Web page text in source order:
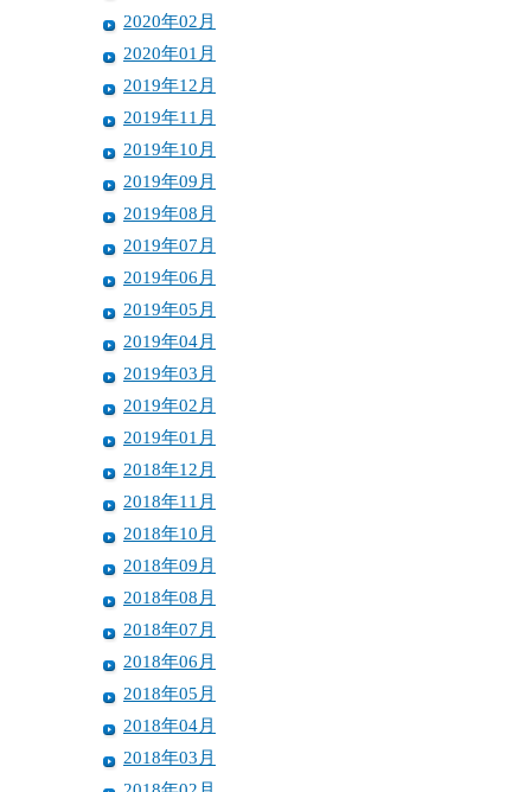
2020年02月
2020年01月
2019年12月
2019年11月
2019年10月
2019年09月
2019年08月
2019年07月
2019年06月
2019年05月
2019年04月
2019年03月
2019年02月
2019年01月
2018年12月
2018年11月
2018年10月
2018年09月
2018年08月
2018年07月
2018年06月
2018年05月
2018年04月
2018年03月